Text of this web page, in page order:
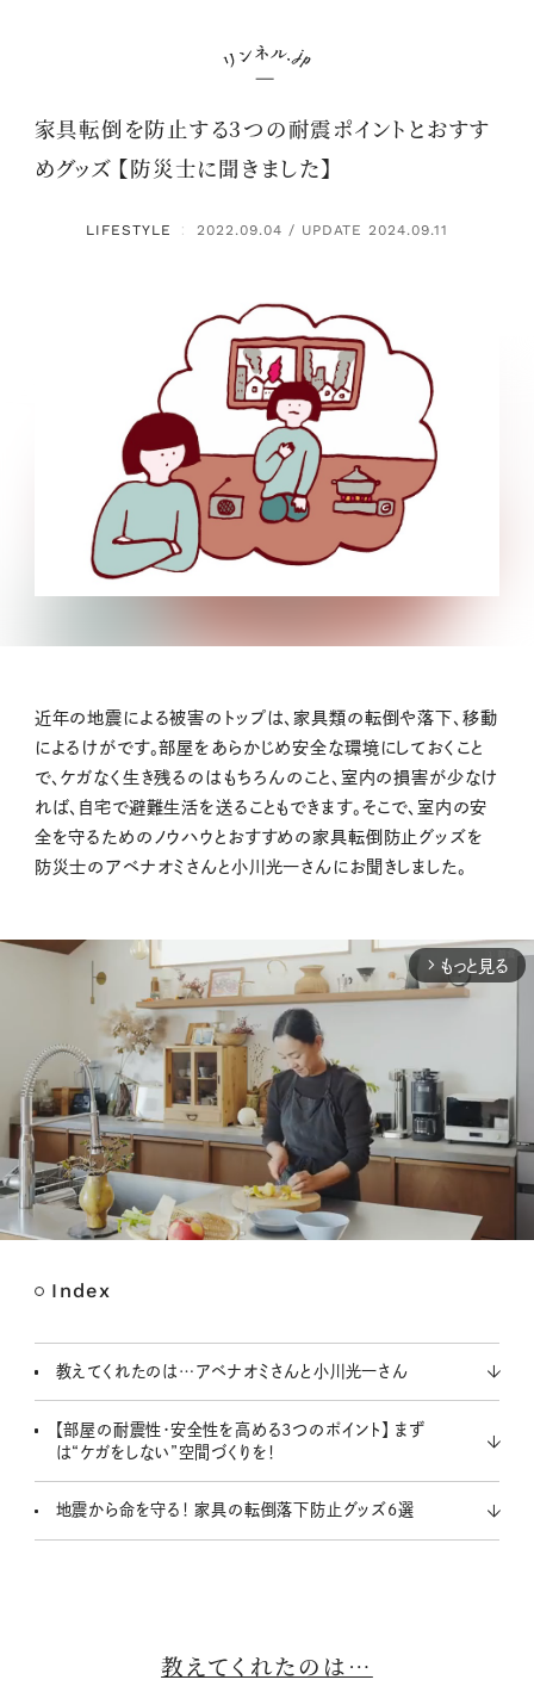
家具転倒を防止する3つの耐震ポイントとおすす
めグッズ 【防災士に聞きました】
LIFESTYLE ： 2022.09.04 / UPDATE 2024.09.11
近年の地震による被害のトップは、家具類の転倒や落下、移動
によるけがです。部屋をあらかじめ安全な環境にしておくこと
で、ケガなく生き残るのはもちろんのこと、室内の損害が少なけ
れば、自宅で避難生活を送ることもできます。そこで、室内の安
全を守るためのノウハウとおすすめの家具転倒防止グッズを
防災士のアベナオミさんと小川光一さんにお聞きしました。
arrow_forward_ios もっと見る
Index
教えてくれたのは…アベナオミさんと小川光一さん
【部屋の耐震性・安全性を高める3つのポイント】 まず
は“ケガをしない”空間づくりを！
地震から命を守る！ 家具の転倒落下防止グッズ6選
教えてくれたのは…